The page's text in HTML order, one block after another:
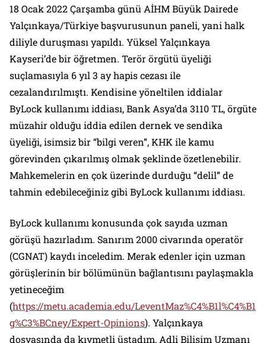
18 Ocak 2022 Çarşamba günü AİHM Büyük Dairede
Yalçınkaya/Türkiye başvurusunun paneli, yani halk
diliyle duruşması yapıldı. Yüksel Yalçınkaya
Kayseri’de bir öğretmen. Terör örgütü üyeliği
suçlamasıyla 6 yıl 3 ay hapis cezası ile
cezalandırılmıştı. Kendisine yöneltilen iddialar
ByLock kullanımı iddiası, Bank Asya’da 3110 TL, örgüte
müzahir olduğu iddia edilen dernek ve sendika
üyeliği, isimsiz bir “bilgi veren”, KHK ile kamu
görevinden çıkarılmış olmak şeklinde özetlenebilir.
Mahkemelerin en çok üzerinde durduğu “delil” de
tahmin edebileceğiniz gibi ByLock kullanımı iddiası.
ByLock kullanımı konusunda çok sayıda uzman
görüşü hazırladım. Sanırım 2000 civarında operatör
(CGNAT) kaydı inceledim. Merak edenler için uzman
görüşlerinin bir bölümünün bağlantısını paylaşmakla
yetineceğim
(https://metu.academia.edu/LeventMaz%C4%B1l%C4%B1
g%C3%BCney/Expert-Opinions). Yalçınkaya
dosyasında da kıymetli üstadım, Adli Bilişim Uzmanı